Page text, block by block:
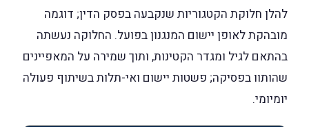
להלן חלוקת הקטגוריות שנקבעה בפסק הדין; דוגמה
מובהקת לאופן יישום המנגנון בפועל. החלוקה נעשתה
בהתאם לגיל ומגדר הקטינות, ותוך שמירה על המאפיינים
שהותוו בפסיקה; פשטות יישום ואי-תלות בשיתוף פעולה
יומיומי.